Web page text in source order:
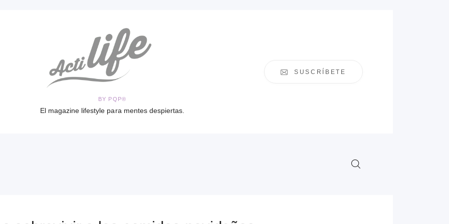
BY PQP®
El magazine lifestyle para mentes despiertas.
SUSCRÍBETE